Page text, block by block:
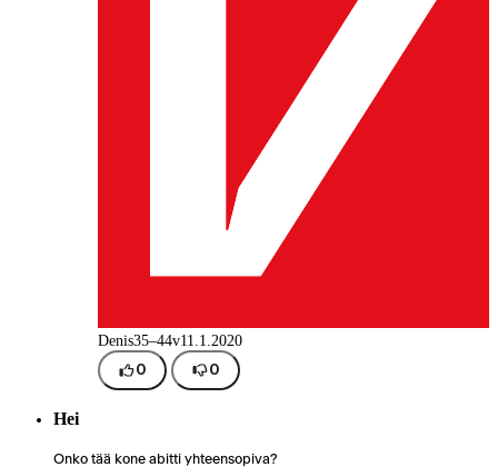
Denis35–44v11.1.2020
0 0
Hei
Onko tää kone abitti yhteensopiva?